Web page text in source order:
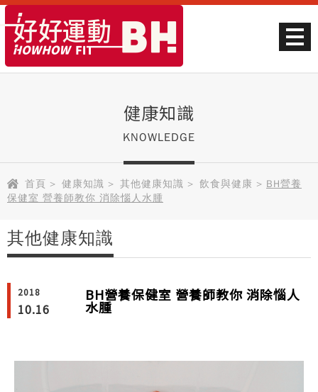
健康知識
KNOWLEDGE
首頁 > 健康知識 > 其他健康知識 > 飲食與健康 > BH營養
保健室 營養師教你 消除惱人水腫
其他健康知識
2018
10.16
BH營養保健室 營養師教你 消除惱人
水腫